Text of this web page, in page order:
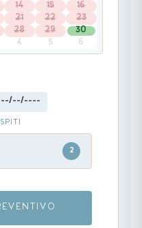
14 15
16
21 22
23
28 29
30
4 5 6
--/--/----
2